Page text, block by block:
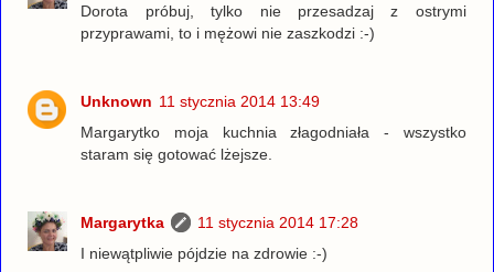
Dorota próbuj, tylko nie przesadzaj z ostrymi
przyprawami, to i mężowi nie zaszkodzi :-)
Unknown 11 stycznia 2014 13:49
Margarytko moja kuchnia złagodniała - wszystko
staram się gotować lżejsze.
Margarytka
11 stycznia 2014 17:28
I niewątpliwie pójdzie na zdrowie :-)